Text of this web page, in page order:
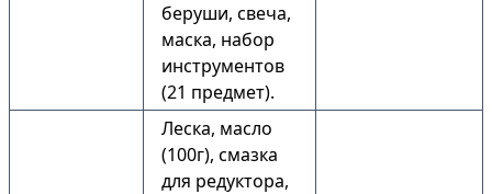
беруши, свеча,
маска, набор
инструментов
(21 предмет).
Леска, масло
(100г), смазка
для редуктора,